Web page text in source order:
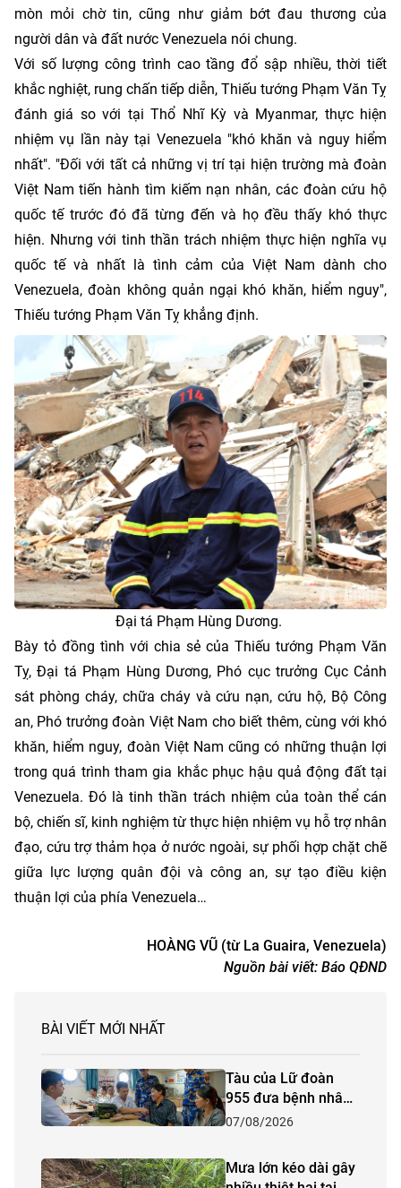
mòn mỏi chờ tin, cũng như giảm bớt đau thương của
người dân và đất nước Venezuela nói chung.
Với số lượng công trình cao tầng đổ sập nhiều, thời tiết
khắc nghiệt, rung chấn tiếp diễn, Thiếu tướng Phạm Văn Tỵ
đánh giá so với tại Thổ Nhĩ Kỳ và Myanmar, thực hiện
nhiệm vụ lần này tại Venezuela "khó khăn và nguy hiểm
nhất". "Đối với tất cả những vị trí tại hiện trường mà đoàn
Việt Nam tiến hành tìm kiếm nạn nhân, các đoàn cứu hộ
quốc tế trước đó đã từng đến và họ đều thấy khó thực
hiện. Nhưng với tinh thần trách nhiệm thực hiện nghĩa vụ
quốc tế và nhất là tình cảm của Việt Nam dành cho
Venezuela, đoàn không quản ngại khó khăn, hiểm nguy",
Thiếu tướng Phạm Văn Tỵ khẳng định.
Đại tá Phạm Hùng Dương.
Bày tỏ đồng tình với chia sẻ của Thiếu tướng Phạm Văn
Tỵ, Đại tá Phạm Hùng Dương, Phó cục trưởng Cục Cảnh
sát phòng cháy, chữa cháy và cứu nạn, cứu hộ, Bộ Công
an, Phó trưởng đoàn Việt Nam cho biết thêm, cùng với khó
khăn, hiểm nguy, đoàn Việt Nam cũng có những thuận lợi
trong quá trình tham gia khắc phục hậu quả động đất tại
Venezuela. Đó là tinh thần trách nhiệm của toàn thể cán
bộ, chiến sĩ, kinh nghiệm từ thực hiện nhiệm vụ hỗ trợ nhân
đạo, cứu trợ thảm họa ở nước ngoài, sự phối hợp chặt chẽ
giữa lực lượng quân đội và công an, sự tạo điều kiện
thuận lợi của phía Venezuela…
HOÀNG VŨ (từ La Guaira, Venezuela)
Nguồn bài viết: Báo QĐND
BÀI VIẾT MỚI NHẤT
Tàu của Lữ đoàn
955 đưa bệnh nhân
từ Trường Sa về bờ
07/08/2026
Mưa lớn kéo dài gây